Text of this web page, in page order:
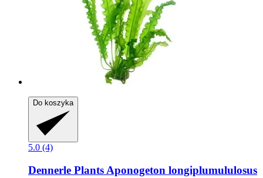
Do koszyka
5.0 (4)
Dennerle Plants Aponogeton longiplumululosus